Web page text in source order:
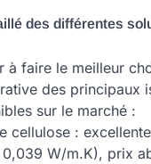
des différentes
à faire le meilleur
des principaux
sur le marché :
cellulose :
W/m.K), prix